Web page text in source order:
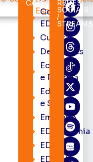
CATEGORIAS
Cortes
EDcast
Cultura
Destaques
Economia
e Política
Educação
e Saúde
Emprego
EDacademia
EDbrasília
EDcast
REDES
SOCIAIS
/
STREAMS